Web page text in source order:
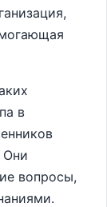
в
Они
вопросы,